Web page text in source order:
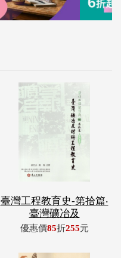
臺灣工程教育史-第拾篇‧
臺灣礦冶及
優惠價85折255元